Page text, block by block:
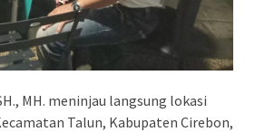
MH. meninjau langsung lokasi
Talun, Kabupaten Cirebon,